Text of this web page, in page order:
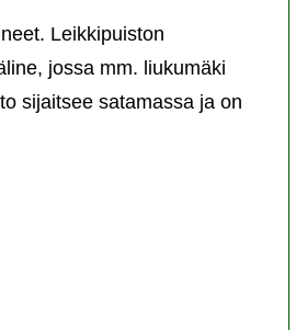
Leikkipuiston
jossa mm. liukumäki
sijaitsee satamassa ja on